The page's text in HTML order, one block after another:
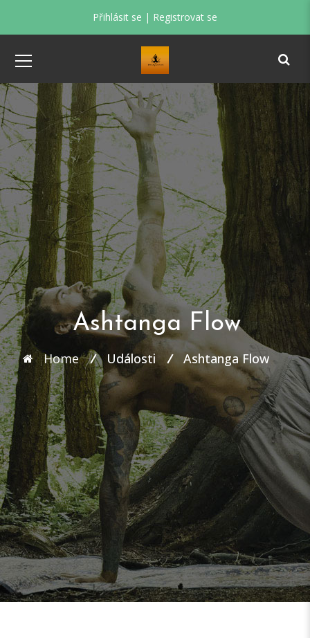
Přihlásit se | Registrovat se
Ashtanga Flow
Home Události Ashtanga Flow